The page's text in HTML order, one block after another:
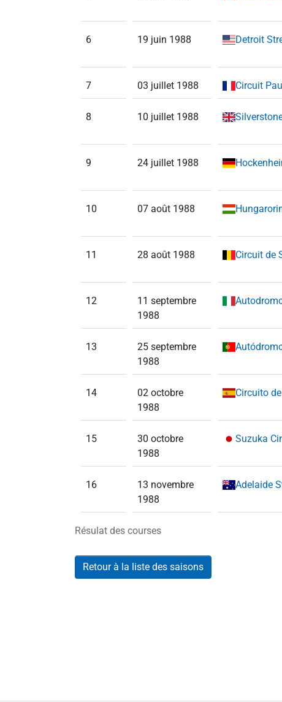
Résulat des courses
6 19 juin 1988 Detroit
7 03 juillet 1988 Circuit
8 10 juillet 1988
9 24 juillet 1988
10 07 août 1988
11 28 août 1988 Circuit de
12
11 septembre
1988
13
25 septembre
1988
14
02 octobre
1988
Circuito
15
30 octobre
1988
Suzuka
16
13 novembre
1988
Adelaide
Retour à la liste des saisons